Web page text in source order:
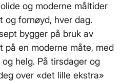
og moderne måltider
og fornøyd, hver dag.
bygger på bruk av
på en moderne måte, med
helg. På tirsdager og
over «det lille ekstra»